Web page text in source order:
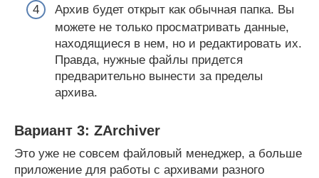
Архив будет открыт как обычная папка. Вы
можете не только просматривать данные,
находящиеся в нем, но и редактировать их.
Правда, нужные файлы придется
предварительно вынести за пределы
архива.
Вариант 3: ZArchiver
Это уже не совсем файловый менеджер, а больше
приложение для работы с архивами разного